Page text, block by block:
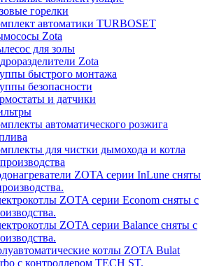
горелки
автоматики TURBOSET
Zota
для золы
Zota
быстрого монтажа
безопасности
и датчики
автоматического розжига
для чистки дымохода и котла
ZOTA серии InLune сняты
ZOTA серии Econom сняты с
ZOTA серии Balance сняты с
котлы ZOTA Bulat
с контроллером TECH ST.